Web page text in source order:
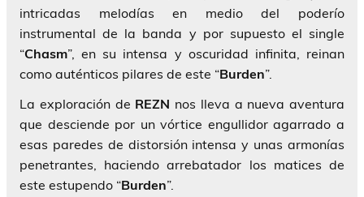
intricadas melodías en medio del poderío
instrumental de la banda y por supuesto el single
“Chasm”, en su intensa y oscuridad infinita, reinan
como auténticos pilares de este “Burden”.
La exploración de REZN nos lleva a nueva aventura
que desciende por un vórtice engullidor agarrado a
esas paredes de distorsión intensa y unas armonías
penetrantes, haciendo arrebatador los matices de
este estupendo “Burden”.